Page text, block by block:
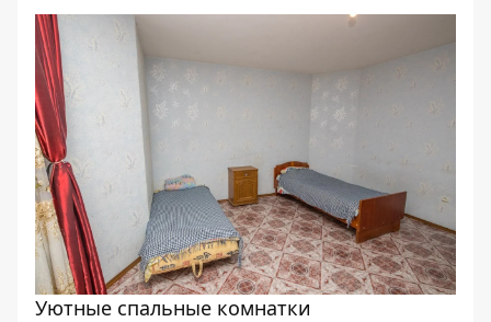
Уютные спальные комнатки